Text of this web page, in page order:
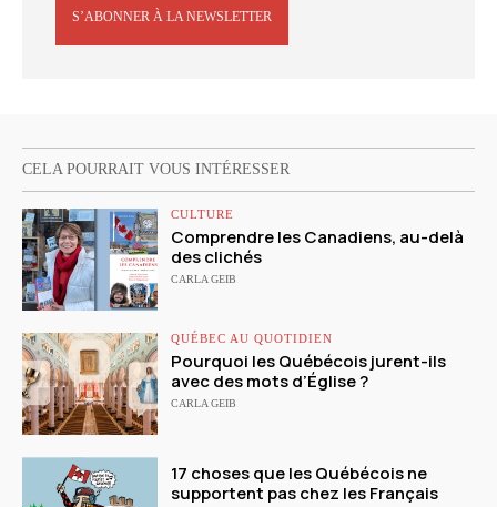
S’ABONNER À LA NEWSLETTER
CELA POURRAIT VOUS INTÉRESSER
CULTURE
Comprendre les Canadiens, au-delà
des clichés
CARLA GEIB
QUÉBEC AU QUOTIDIEN
Pourquoi les Québécois jurent-ils
avec des mots d’Église ?
CARLA GEIB
17 choses que les Québécois ne
supportent pas chez les Français